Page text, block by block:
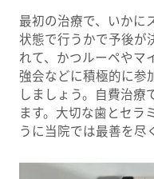
最初の治療で、いかに
状態で行うかで予後が
れて、かつルーペやマ
強会などに積極的に参
しましょう。自費治療
ます。大切な歯とセラ
うに当院では最善を尽